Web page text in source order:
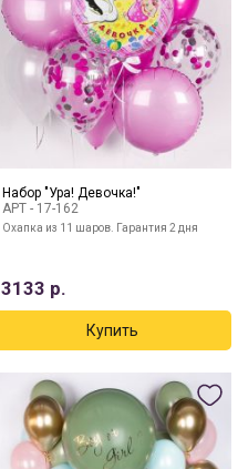
Набор "Ура! Девочка!"
АРТ - 17-162
Охапка из 11 шаров. Гарантия 2 дня
3133 р.